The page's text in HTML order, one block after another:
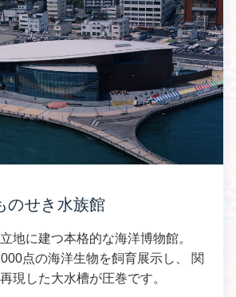
のせき水族館
地に建つ本格的な海洋博物館。
点の海洋生物を飼育展示し、 関
現した大水槽が圧巻です。